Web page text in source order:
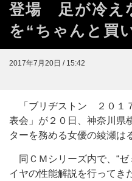
登場 足が冷え
を“ちゃんと買
2017年7月20日 / 15:42
「ブリヂストン ２０１
表会」が２０日、神奈川県
ターを務める女優の綾瀬は
同ＣＭシリーズ内で、“ゼ
イヤの性能解説を行ってき